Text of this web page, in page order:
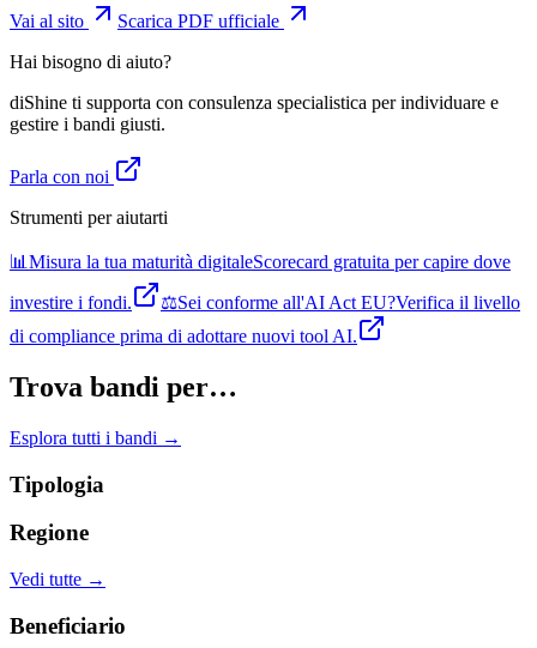
Vai al sito
Scarica PDF ufficiale
Hai bisogno di aiuto?
diShine ti supporta con consulenza specialistica per individuare e
gestire i bandi giusti.
Parla con noi
Strumenti per aiutarti
📊 Misura la tua maturità digitaleScorecard gratuita per capire dove
investire i fondi.
⚖️Sei conforme all'AI Act EU?Verifica il livello
di compliance prima di adottare nuovi tool AI.
Trova bandi per…
Esplora tutti i bandi →
Tipologia
Regione
Vedi tutte →
Beneficiario